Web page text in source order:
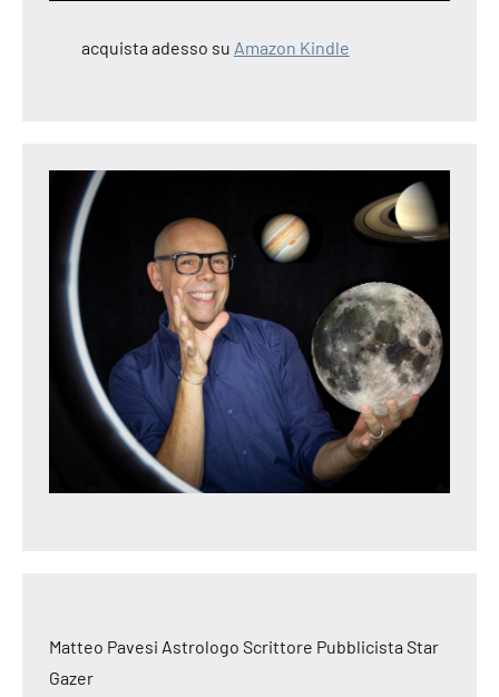
acquista adesso su Amazon Kindle
Matteo Pavesi Astrologo Scrittore Pubblicista Star
Gazer